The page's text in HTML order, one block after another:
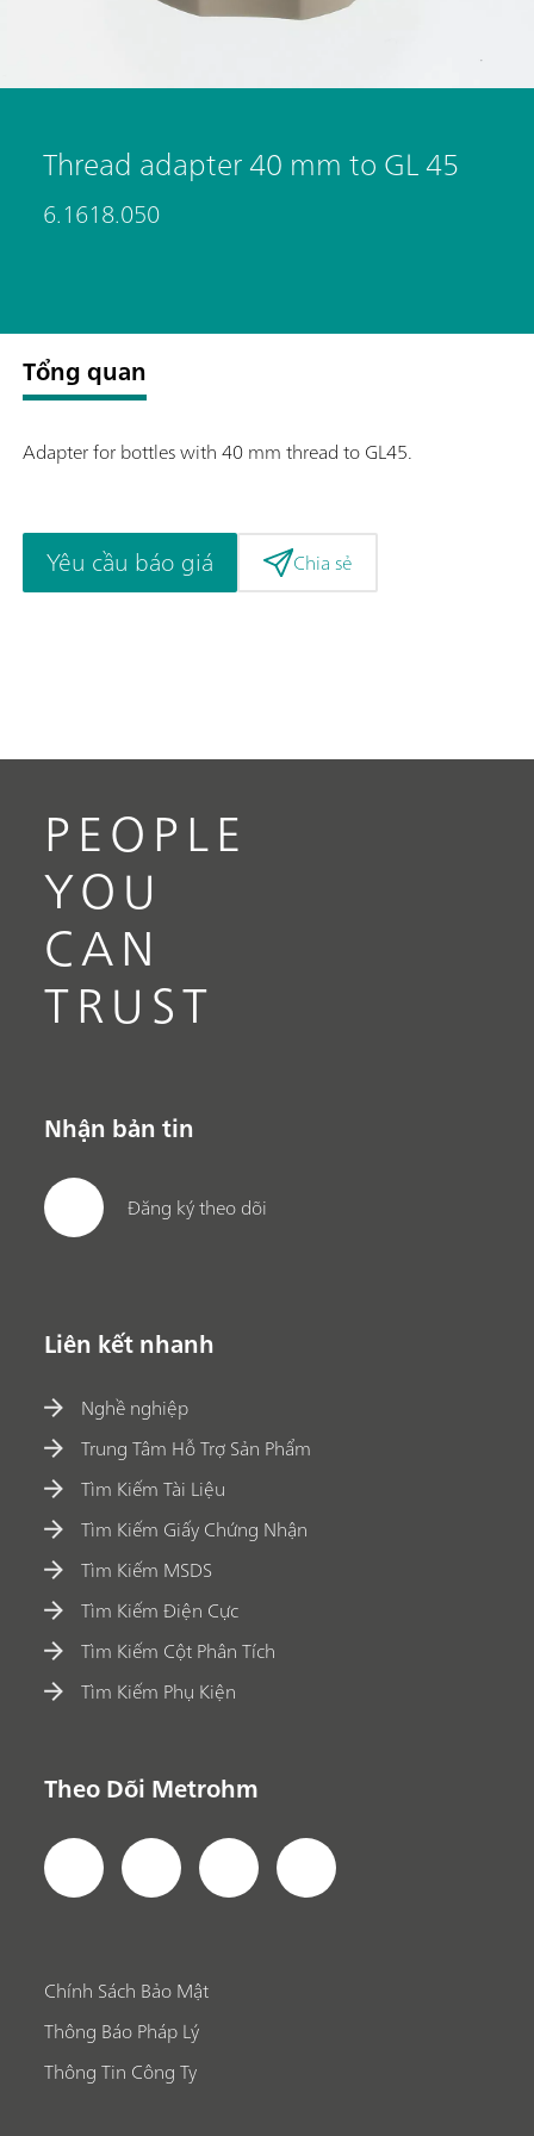
Thread adapter 40 mm to GL 45
6.1618.050
Tổng quan
Adapter for bottles with 40 mm thread to GL45.
Yêu cầu báo giá Chia sẻ
PEOPLE
YOU
CAN
TRUST
Nhận bản tin
Đăng ký theo dõi
Liên kết nhanh
Nghề nghiệp
Trung Tâm Hỗ Trợ Sản Phẩm
Tìm Kiếm Tài Liệu
Tìm Kiếm Giấy Chứng Nhận
Tìm Kiếm MSDS
Tìm Kiếm Điện Cực
Tìm Kiếm Cột Phân Tích
Tìm Kiếm Phụ Kiện
Theo Dõi Metrohm
Chính Sách Bảo Mật
Thông Báo Pháp Lý
Thông Tin Công Ty